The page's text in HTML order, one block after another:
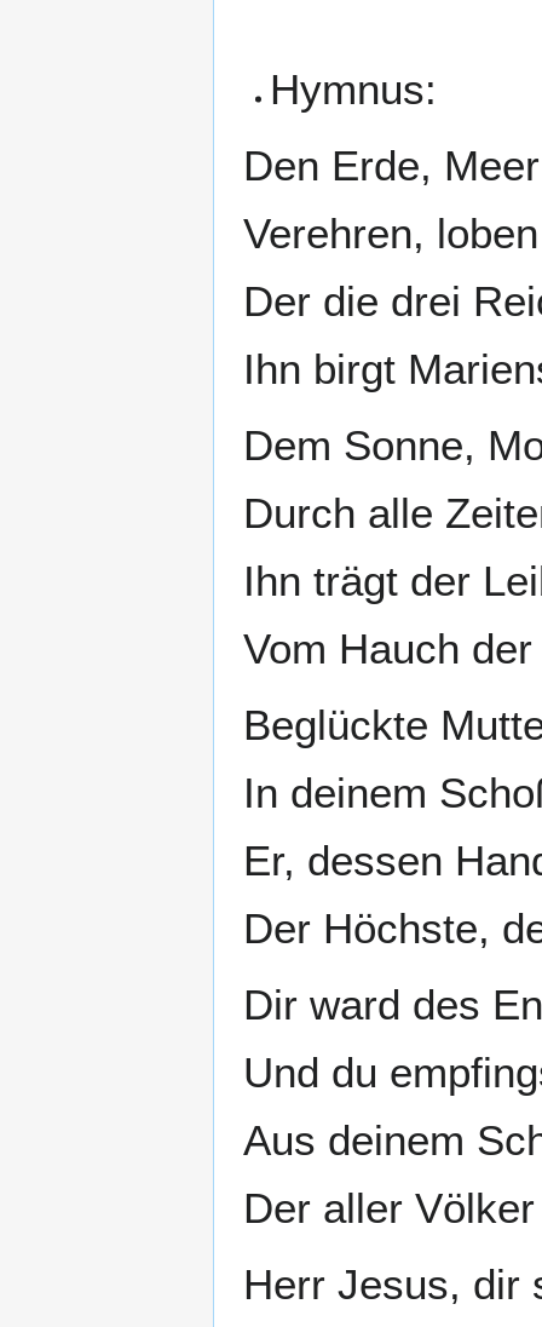
Hymnus:
Den Erde,
Verehren,
Der die drei
Ihn birgt
Dem Sonne,
Durch alle
Ihn trägt der
Vom Hauch
Beglückte
In deinem
Er, dessen
Der Höchste,
Dir ward des
Und du
Aus deinem
Der aller
Herr Jesus, dir